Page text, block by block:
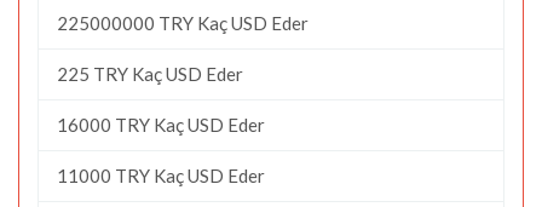
225000000 TRY Kaç USD Eder
225 TRY Kaç USD Eder
16000 TRY Kaç USD Eder
11000 TRY Kaç USD Eder